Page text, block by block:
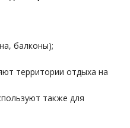
балконы);
территории отдыха на
также для